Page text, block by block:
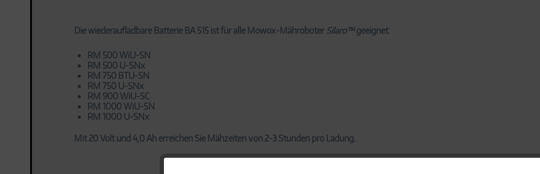
Die wiederaufladbare Batterie BA 515 ist für alle Mowox-Mähroboter Silaro™geeignet:
RM 500 WiU-SN
RM 500 U-SNx
RM 750 BTU-SN
RM 750 U-SNx
RM 900 WiU-SC
RM 1000 WiU-SN
RM 1000 U-SNx
Mit 20 Volt und 4,0 Ah erreichen Sie Mähzeiten von 2-3 Stunden pro Ladung.